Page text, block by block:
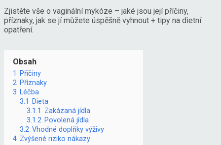
Zjistěte vše o vaginální mykóze – jaké jsou její příčiny,
příznaky, jak se jí můžete úspěšně vyhnout + tipy na dietní
opatření.
Obsah
1
Příčiny
2 Příznaky
3 Léčba
3.1
Dieta
3.1.1 Zakázaná jídla
3.1.2 Povolená jídla
3.2 Vhodné doplňky výživy
4 Zvýšené riziko nákazy